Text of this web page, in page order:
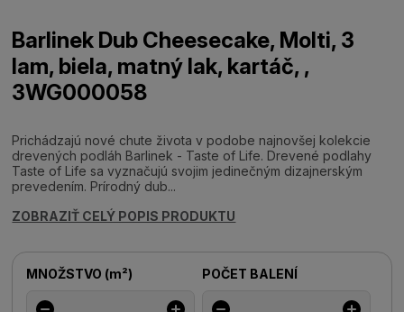
Barlinek Dub Cheesecake, Molti, 3
lam, biela, matný lak, kartáč, ,
3WG000058
Prichádzajú nové chute života v podobe najnovšej kolekcie
drevených podláh Barlinek - Taste of Life. Drevené podlahy
Taste of Life sa vyznačujú svojim jedinečným dizajnerským
prevedením. Prírodný dub...
ZOBRAZIŤ CELÝ POPIS PRODUKTU
MNOŽSTVO (m²) POČET BALENÍ